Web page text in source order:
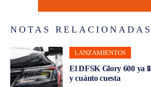
NOTAS RELACIONADAS
LANZAMIENTOS
El DFSK Glory 600 ya
y cuánto cuesta